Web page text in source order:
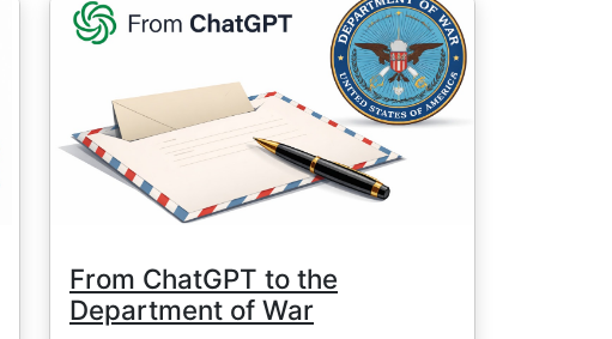
From ChatGPT to the
Department of War